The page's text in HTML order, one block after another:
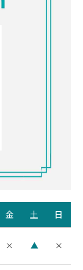
金 土 日
× ▲ ×